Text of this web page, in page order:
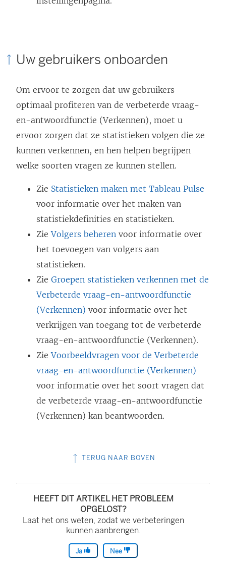
Uw gebruikers onboarden
Om ervoor te zorgen dat uw gebruikers
optimaal profiteren van de verbeterde vraag-
en-antwoordfunctie (Verkennen), moet u
ervoor zorgen dat ze statistieken volgen die ze
kunnen verkennen, en hen helpen begrijpen
welke soorten vragen ze kunnen stellen.
Zie Statistieken maken met Tableau Pulse
voor informatie over het maken van
statistiekdefinities en statistieken.
ZieVolgers beheren voor informatie over
het toevoegen van volgers aan
statistieken.
Zie Groepen statistieken verkennen met de
Verbeterde vraag-en-antwoordfunctie
(Verkennen) voor informatie over het
verkrijgen van toegang tot de verbeterde
vraag-en-antwoordfunctie (Verkennen).
ZieVoorbeeldvragen voor de Verbeterde
vraag-en-antwoordfunctie (Verkennen)
voor informatie over het soort vragen dat
de verbeterde vraag-en-antwoordfunctie
(Verkennen) kan beantwoorden.
TERUG NAAR BOVEN
HEEFT DIT ARTIKEL HET PROBLEEM
OPGELOST?
Laat het ons weten, zodat we verbeteringen
kunnen aanbrengen.
Ja Nee